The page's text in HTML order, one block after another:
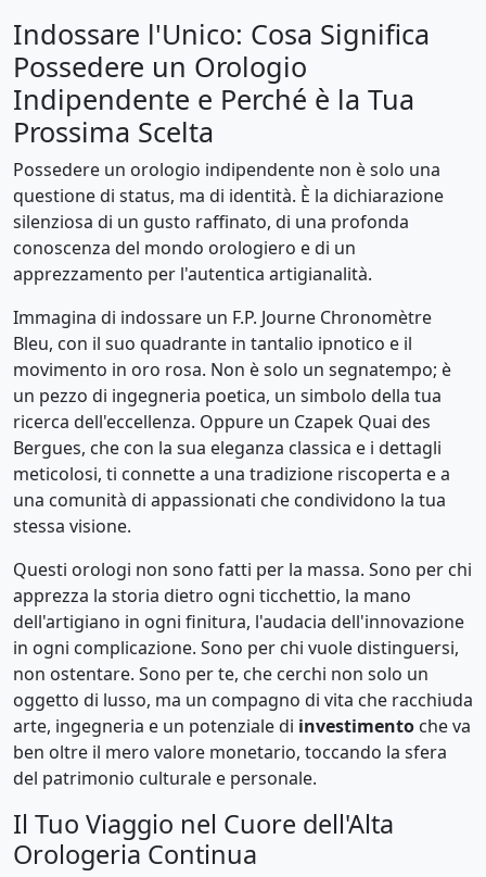
Indossare l'Unico: Cosa Significa
Possedere un Orologio
Indipendente e Perché è la Tua
Prossima Scelta
Possedere un orologio indipendente non è solo una
questione di status, ma di identità. È la dichiarazione
silenziosa di un gusto raffinato, di una profonda
conoscenza del mondo orologiero e di un
apprezzamento per l'autentica artigianalità.
Immagina di indossare un F.P. Journe Chronomètre
Bleu, con il suo quadrante in tantalio ipnotico e il
movimento in oro rosa. Non è solo un segnatempo; è
un pezzo di ingegneria poetica, un simbolo della tua
ricerca dell'eccellenza. Oppure un Czapek Quai des
Bergues, che con la sua eleganza classica e i dettagli
meticolosi, ti connette a una tradizione riscoperta e a
una comunità di appassionati che condividono la tua
stessa visione.
Questi orologi non sono fatti per la massa. Sono per chi
apprezza la storia dietro ogni ticchettio, la mano
dell'artigiano in ogni finitura, l'audacia dell'innovazione
in ogni complicazione. Sono per chi vuole distinguersi,
non ostentare. Sono per te, che cerchi non solo un
oggetto di lusso, ma un compagno di vita che racchiuda
arte, ingegneria e un potenziale di investimento che va
ben oltre il mero valore monetario, toccando la sfera
del patrimonio culturale e personale.
Il Tuo Viaggio nel Cuore dell'Alta
Orologeria Continua